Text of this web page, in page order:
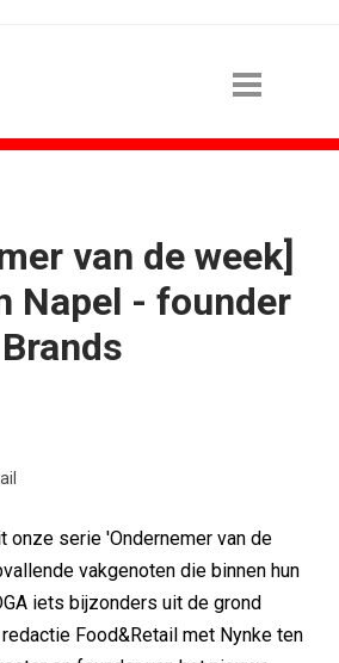
van de week]
Napel - founder
onze serie 'Ondernemer van de
vakgenoten die binnen hun
iets bijzonders uit de grond
Food&Retail met Nynke ten